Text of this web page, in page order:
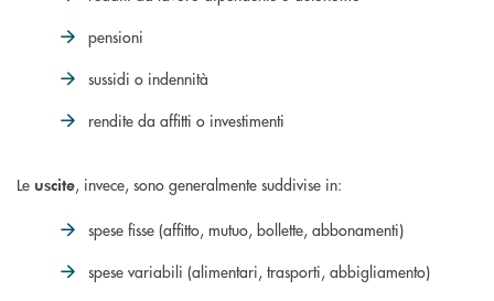
pensioni
sussidi o indennità
rendite da affitti o investimenti
Le uscite, invece, sono generalmente suddivise in:
spese fisse (affitto, mutuo, bollette, abbonamenti)
spese variabili (alimentari, trasporti, abbigliamento)